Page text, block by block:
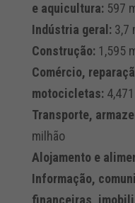
e aquicultura: 597
Indústria geral:3,7
Construção: 1,595
Comércio,
motocicletas:
Transporte,
milhão
Alojamento e
Informação,
financeiras,